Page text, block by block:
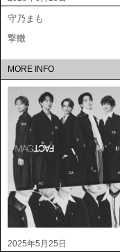
守乃まも
撃轍
MORE INFO
2025年5月25日